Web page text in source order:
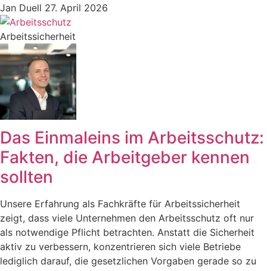
Jan Duell 27. April 2026
Arbeitssicherheit
Das Einmaleins im Arbeitsschutz:
Fakten, die Arbeitgeber kennen
sollten
Unsere Erfahrung als Fachkräfte für Arbeitssicherheit
zeigt, dass viele Unternehmen den Arbeitsschutz oft nur
als notwendige Pflicht betrachten. Anstatt die Sicherheit
aktiv zu verbessern, konzentrieren sich viele Betriebe
lediglich darauf, die gesetzlichen Vorgaben gerade so zu